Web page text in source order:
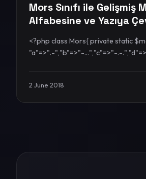
Mors Sınıfı ile Gelişmiş
Alfabesine ve Yazıya
<?php class Mors{ private static $mors=array(
"a"=>".-","b"=>"-...","c"=>"-.-
2 June 2018